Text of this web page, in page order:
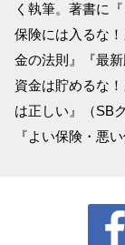
く執筆。著書に
保険には入るな
金の法則』『最
資金は貯めるな
は正しい』（SB
『よい保険・悪